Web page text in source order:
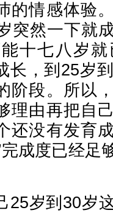
的情感体验
突然一下就
十七八岁
长，到25岁
阶段。所以
理由再把自
还没有发育
成度已经足
25岁到30岁